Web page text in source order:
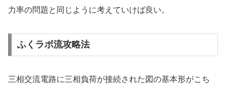
力率の問題と同じように考えていけば良い。
ふくラボ流攻略法
三相交流電路に三相負荷が接続された図の基本形がこち